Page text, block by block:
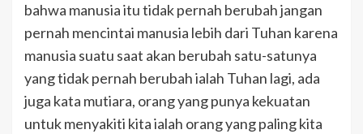
bahwa manusia itu tidak pernah berubah jangan
pernah mencintai manusia lebih dari Tuhan karena
manusia suatu saat akan berubah satu-satunya
yang tidak pernah berubah ialah Tuhan lagi, ada
juga kata mutiara, orang yang punya kekuatan
untuk menyakiti kita ialah orang yang paling kita